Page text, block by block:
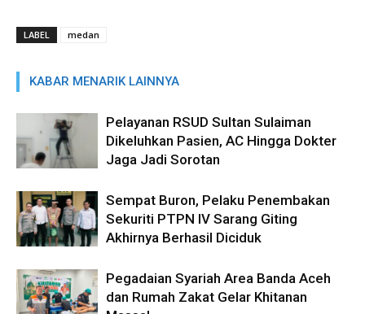
LABEL medan
KABAR MENARIK LAINNYA
Pelayanan RSUD Sultan Sulaiman
Dikeluhkan Pasien, AC Hingga Dokter
Jaga Jadi Sorotan
Sempat Buron, Pelaku Penembakan
Sekuriti PTPN IV Sarang Giting
Akhirnya Berhasil Diciduk
Pegadaian Syariah Area Banda Aceh
dan Rumah Zakat Gelar Khitanan